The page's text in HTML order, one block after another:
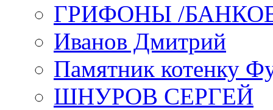
ГРИФОНЫ /
Иванов Дмитрий
Памятник котенку
ШНУРОВ СЕРГЕЙ